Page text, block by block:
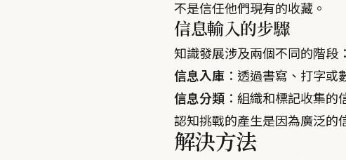
不是信任他們現有的收藏。
信息輸入的步驟
知識發展涉及兩個不同的階段：
信息入庫 ：透過書寫、打字
信息分類 ：組織和標記收集的
認知挑戰的產生是因為廣泛的
解決方法